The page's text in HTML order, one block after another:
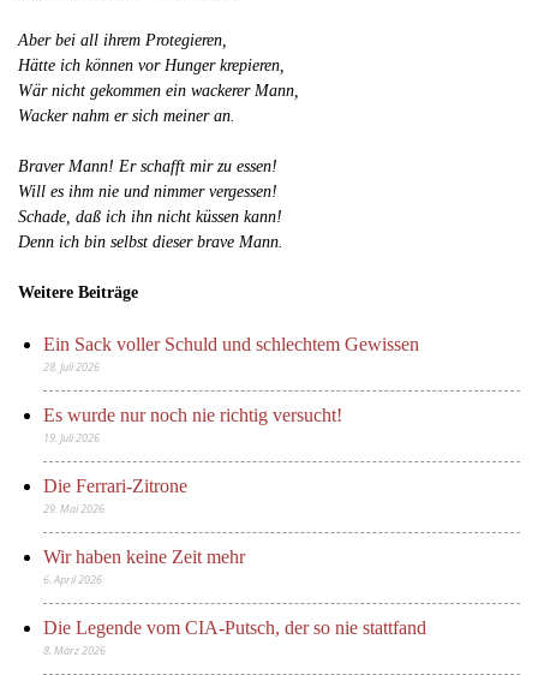
Aber bei all ihrem Protegieren,
Hätte ich können vor Hunger krepieren,
Wär nicht gekommen ein wackerer Mann,
Wacker nahm er sich meiner an.
Braver Mann! Er schafft mir zu essen!
Will es ihm nie und nimmer vergessen!
Schade, daß ich ihn nicht küssen kann!
Denn ich bin selbst dieser brave Mann.
Weitere Beiträge
Ein Sack voller Schuld und schlechtem Gewissen
28. Juli 2026
Es wurde nur noch nie richtig versucht!
19. Juli 2026
Die Ferrari-Zitrone
29. Mai 2026
Wir haben keine Zeit mehr
6. April 2026
Die Legende vom CIA-Putsch, der so nie stattfand
8. März 2026